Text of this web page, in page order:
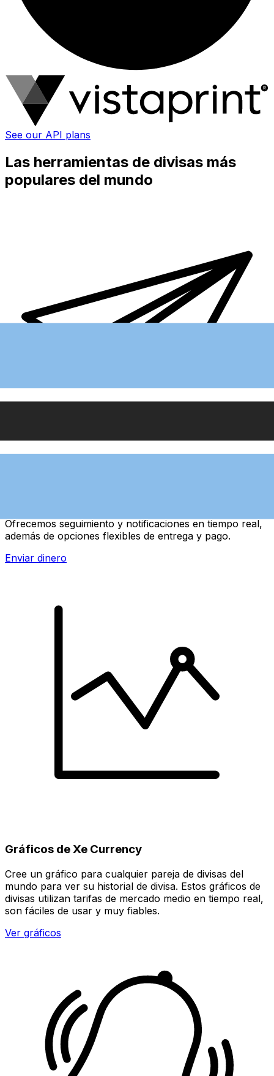
See our API plans
Las herramientas de divisas más
populares del mundo
Ofrecemos seguimiento y notificaciones en tiempo real,
además de opciones flexibles de entrega y pago.
Enviar dinero
Gráficos de Xe Currency
Cree un gráfico para cualquier pareja de divisas del
mundo para ver su historial de divisa. Estos gráficos de
divisas utilizan tarifas de mercado medio en tiempo real,
son fáciles de usar y muy fiables.
Ver gráficos